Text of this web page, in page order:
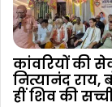
कांवरियों की
नित्यानंद राय,
हीं शिव की